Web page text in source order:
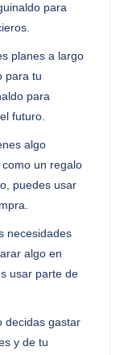
para
planes a largo
para tu
para
futuro.
algo
un regalo
puedes usar
necesidades
algo en
usar parte de
decidas gastar
y de tu